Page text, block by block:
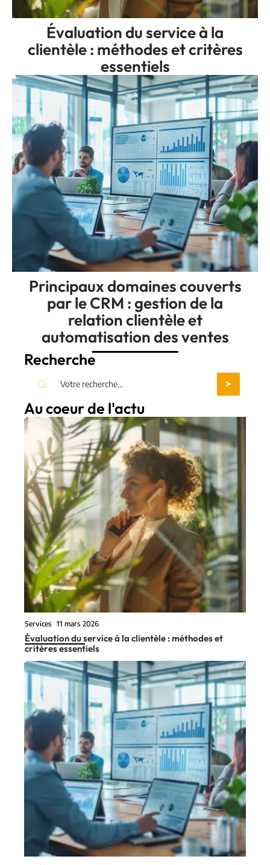
Évaluation du service à la
clientèle : méthodes et critères
essentiels
Principaux domaines couverts
par le CRM : gestion de la
relation clientèle et
automatisation des ventes
Recherche
Au coeur de l'actu
Services 11 mars 2026
Évaluation du service à la clientèle : méthodes et
critères essentiels